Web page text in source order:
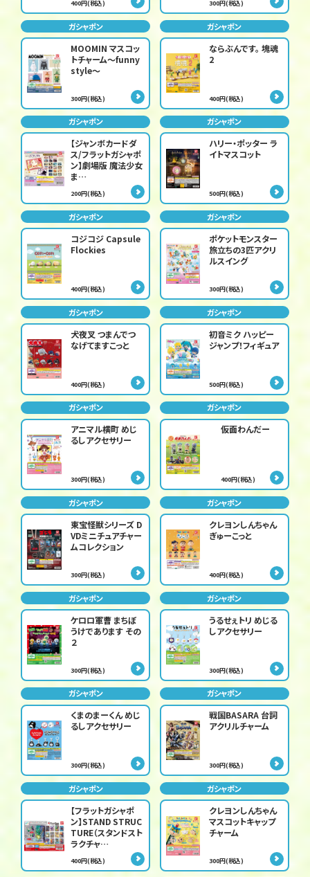
400円(税込) 300円(税込)
ガシャポン
MOOMIN マスコッ
トチャーム～funny
style～
300円(税込)
ガシャポン
ならぶんです。 塊魂
2
400円(税込)
ガシャポン
【ジャンボカードダ
ス/フラットガシャポ
ン】劇場版 魔法少女
ま…
200円(税込)
ガシャポン
ハリー・ポッター ラ
イトマスコット
500円(税込)
ガシャポン
コジコジ Capsule
Flockies
400円(税込)
ガシャポン
ポケットモンスター
旅立ちの3匹アクリ
ルスイング
300円(税込)
ガシャポン
犬夜叉 つまんでつ
なげてますこっと
400円(税込)
ガシャポン
初音ミク ハッピー
ジャンプ！フィギュア
500円(税込)
ガシャポン
アニマル横町 めじ
るしアクセサリー
300円(税込)
ガシャポン
仮面わんだー
400円(税込)
ガシャポン
東宝怪獣シリーズ D
VDミニチュアチャー
ムコレクション
300円(税込)
ガシャポン
クレヨンしんちゃん
ぎゅーこっと
400円(税込)
ガシャポン
ケロロ軍曹 まちぼ
うけであります その
２
300円(税込)
ガシャポン
うるせぇトリ めじる
しアクセサリー
300円(税込)
ガシャポン
くまのまーくん めじ
るしアクセサリー
300円(税込)
ガシャポン
戦国BASARA 台詞
アクリルチャーム
300円(税込)
ガシャポン
【フラットガシャポ
ン】STAND STRUC
TURE（スタンドスト
ラクチャ…
400円(税込)
ガシャポン
クレヨンしんちゃん
マスコットキャップ
チャーム
300円(税込)